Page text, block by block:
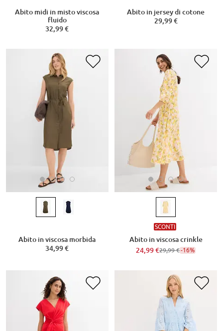
Abito midi in misto viscosa
fluido
32,99 €
Abito in jersey di cotone
29,99 €
Abito in viscosa morbida
34,99 €
SCONTI
Abito in viscosa crinkle
24,99 €29,99 €-16%